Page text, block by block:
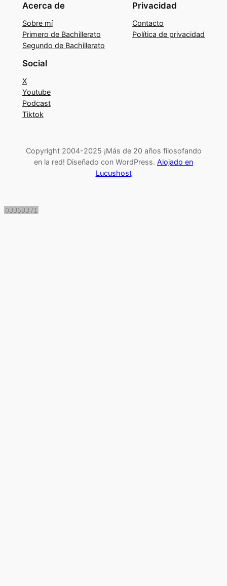
Acerca de
Sobre mí
Primero de Bachillerato
Segundo de Bachillerato
Privacidad
Contacto
Política de privacidad
Social
X
Youtube
Podcast
Tiktok
Copyright 2004-2025 ¡Más de 20 años filosofando
en la red! Diseñado con WordPress. Alojado en
Lucushost